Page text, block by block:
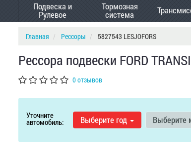
Подвеска и
Рулевое
Тормозная
система
Главная Рессоры 5827543 LESJOFORS
Рессора подвески FORD
0 отзывов
Уточните
автомобиль: Выберите год Выберите